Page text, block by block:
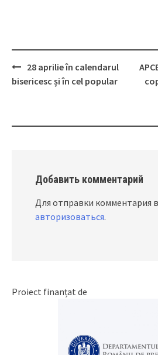
Post
28 aprilie în calendarul
bisericesc și în cel popular
Добавить комментарий
Для отправки комментария
авторизоваться.
Proiect finanțat de